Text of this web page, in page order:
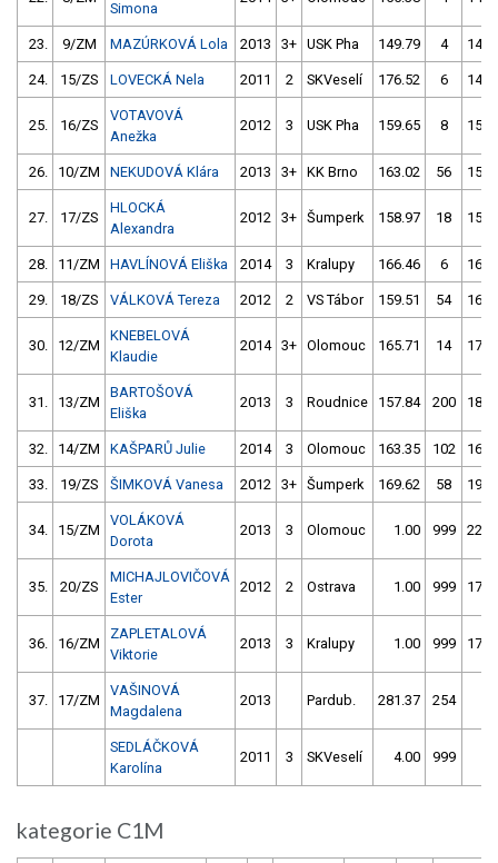
Simona
23. 9/ZM MAZÚRKOVÁ Lola 2013 3+ USK Pha 149.79 4
24. 15/ZS LOVECKÁ Nela 2011 2 SKVeselí 176.52 6
25. 16/ZS
VOTAVOVÁ
Anežka
2012 3 USK Pha 159.65 8
26. 10/ZM NEKUDOVÁ Klára 2013 3+ KK Brno 163.02 56
27. 17/ZS
HLOCKÁ
Alexandra
2012 3+ Šumperk 158.97 18
28. 11/ZM HAVLÍNOVÁ Eliška 2014 3 Kralupy 166.46 6
29. 18/ZS VÁLKOVÁ Tereza 2012 2 VS Tábor 159.51 54
30. 12/ZM
KNEBELOVÁ
Klaudie
2014 3+ Olomouc 165.71 14
31. 13/ZM
BARTOŠOVÁ
Eliška
2013 3 Roudnice 157.84 200
32. 14/ZM KAŠPARŮ Julie 2014 3 Olomouc 163.35 102
33. 19/ZS ŠIMKOVÁ Vanesa 2012 3+ Šumperk 169.62 58
34. 15/ZM
VOLÁKOVÁ
Dorota
2013 3 Olomouc 1.00 999
35. 20/ZS
MICHAJLOVIČOVÁ
Ester
2012 2 Ostrava 1.00 999
36. 16/ZM
ZAPLETALOVÁ
Viktorie
2013 3 Kralupy 1.00 999
37. 17/ZM
VAŠINOVÁ
Magdalena
2013 Pardub. 281.37 254
SEDLÁČKOVÁ
Karolína
2011 3 SKVeselí 4.00 999
kategorie C1M